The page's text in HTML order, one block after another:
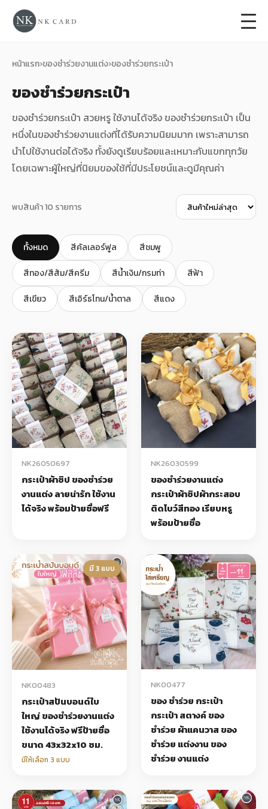
การ์ดแต่งงาน
ของชำร่วยงานแต่ง
ของรับไหว้ +
ป้ายของชำร่วยงานแต่ง
ซองเปล่า
รับพิมพ์หน้าซอง
Wax Seal Sticker | สติกเกอร์ตราครั่งปิดซอง
การ์ดแต่งงานออนไลน์
รีวิว
เกี่ยวกับเรา
บทความ
หน้าแรก›ของชำร่วยงานแต่ง›ของชำร่วยกระเป๋า
ของชำร่วยกระเป๋า
ของชำร่วยกระเป๋า สวยหรู ใช้งานได้จริง ของชำร่วยกระเป๋า เป็น
หนึ่งในของชำร่วยงานแต่งที่ได้รับความนิยมมาก เพราะสามารถ
นำไปใช้งานต่อได้จริง ทั้งยังดูเรียบร้อยและเหมาะกับแขกทุกวัย
โดยเฉพาะผู้ใหญ่ที่นิยมของใช้ที่มีประโยชน์และดูมีคุณค่า
พบสินค้า 10 รายการ
ทั้งหมด สีคัลเลอร์ฟูล สีชมพู
สีทอง/สีส้ม/สีครีม สีน้ำเงิน/กรมท่า สีฟ้า
สีเขียว สีเอิร์ธโทน/น้ำตาล สีแดง
NK26050697
กระเป๋าผ้าซิป ของชำร่วย
งานแต่ง ลายน่ารัก ใช้งาน
ได้จริง พร้อมป้ายชื่อฟรี
NK26030599
ของชำร่วยงานแต่ง
กระเป๋าผ้าซิปผ้ากระสอบ
ติดโบว์สีทอง เรียบหรู
พร้อมป้ายชื่อ
มี 3 แบบ
NK00483
กระเป๋าสปันบอนด์ใบ
ใหญ่ ของชำร่วยงานแต่ง
ใช้งานได้จริง ฟรีป้ายชื่อ
ขนาด 43x32x10 ซม.
มีให้เลือก 3 แบบ
NK00477
ของ ชำร่วย กระเป๋า
กระเป๋า สตางค์ ของ
ชำร่วย ผ้าแคนวาส ของ
ชำร่วย แต่งงาน ของ
ชำร่วย งานแต่ง